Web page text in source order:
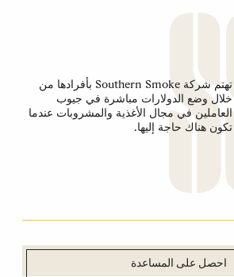
تهتم شركة Southern Smoke بأفرادها من
خلال وضع الدولارات مباشرة في جيوب
العاملين في مجال الأغذية والمشروبات عندما
تكون هناك حاجة إليها.
احصل على المساعدة